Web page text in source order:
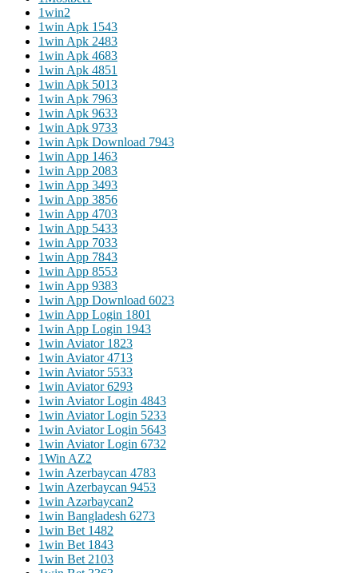
1win2
1win Apk 1543
1win Apk 2483
1win Apk 4683
1win Apk 4851
1win Apk 5013
1win Apk 7963
1win Apk 9633
1win Apk 9733
1win Apk Download 7943
1win App 1463
1win App 2083
1win App 3493
1win App 3856
1win App 4703
1win App 5433
1win App 7033
1win App 7843
1win App 8553
1win App 9383
1win App Download 6023
1win App Login 1801
1win App Login 1943
1win Aviator 1823
1win Aviator 4713
1win Aviator 5533
1win Aviator 6293
1win Aviator Login 4843
1win Aviator Login 5233
1win Aviator Login 5643
1win Aviator Login 6732
1Win AZ2
1win Azerbaycan 4783
1win Azerbaycan 9453
1win Azərbaycan2
1win Bangladesh 6273
1win Bet 1482
1win Bet 1843
1win Bet 2103